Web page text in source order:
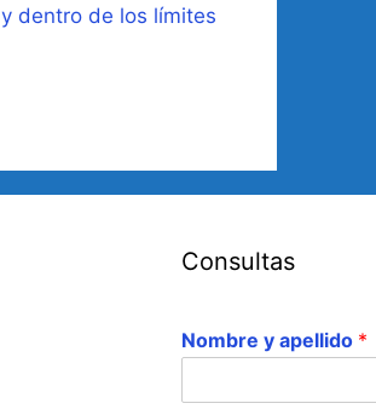
dentro de los límites
Consultas
Nombre y apellido *